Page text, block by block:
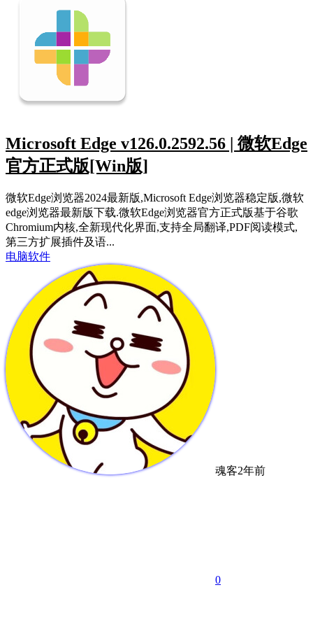
Microsoft Edge v126.0.2592.56 | 微软Edge
官方正式版[Win版]
微软Edge浏览器2024最新版,Microsoft Edge浏览器稳定版,微软
edge浏览器最新版下载.微软Edge浏览器官方正式版基于谷歌
Chromium内核,全新现代化界面,支持全局翻译,PDF阅读模式,
第三方扩展插件及语...
电脑软件
魂客2年前
0